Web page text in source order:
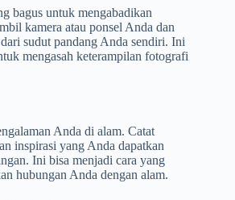
bagus untuk mengabadikan
kamera atau ponsel Anda dan
sudut pandang Anda sendiri. Ini
mengasah keterampilan fotografi
Anda di alam. Catat
inspirasi yang Anda dapatkan
Ini bisa menjadi cara yang
hubungan Anda dengan alam.